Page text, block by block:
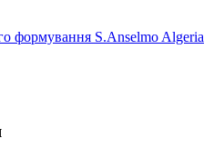
формування S.Anselmo Algeria